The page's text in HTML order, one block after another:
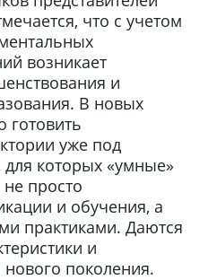
что с учетом
возникает
и
В новых
готовить
уже под
которых «умные»
не просто
и обучения, а
практиками. Даются
и
поколения.